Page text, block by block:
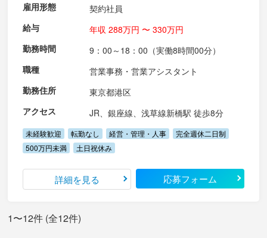
雇用形態
契約社員
給与
年収 288万円 〜 330万円
勤務時間
9：00～18：00（実働8時間00分）
職種
営業事務・営業アシスタント
勤務住所
東京都港区
アクセス
JR、銀座線、浅草線新橋駅 徒歩8分
未経験歓迎 転勤なし 経営・管理・人事
完全週休二日制
500万円未満
土日祝休み
詳細を見る 応募フォーム
1〜12件 (全12件)